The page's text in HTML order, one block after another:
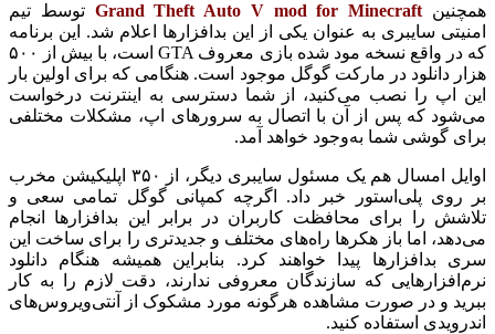
همچنین Grand Theft Auto V mod for Minecraft توسط تیم
امنیتی سایبری به عنوان یکی از این بدافزار‌ها اعلام شد. این برنامه
که در واقع نسخه مود شده بازی معروف GTA
است، با بیش از ۵۰۰
هزار دانلود در مارکت گوگل موجود است. هنگامی که برای اولین بار
این اپ را نصب می‌کنید، از شما دسترسی به اینترنت درخواست
می‌شود که پس از آن با اتصال به سرور‌های اپ، مشکلات مختلفی
برای گوشی شما به‌وجود خواهد آمد.
اوایل امسال هم یک مسئول سایبری دیگر، از ۳۵۰ اپلیکیشن مخرب
بر روی پلی‌استور خبر داد. اگرچه کمپانی گوگل تمامی سعی و
تلاشش را برای محافظت کاربران در برابر این بدافزار‌ها انجام
می‌دهد، اما باز هکر‌ها راه‌های مختلف و جدیدتری را برای ساخت این
سری بدافزار‌ها پیدا خواهند کرد. بنابراین همیشه هنگام دانلود
نرم‌افزار‌هایی که سازندگان معروفی ندارند، دقت لازم را به کار
ببرید و در صورت مشاهده هرگونه مورد مشکوک از آنتی‌ویروس‌های
اندرویدی استفاده کنید.